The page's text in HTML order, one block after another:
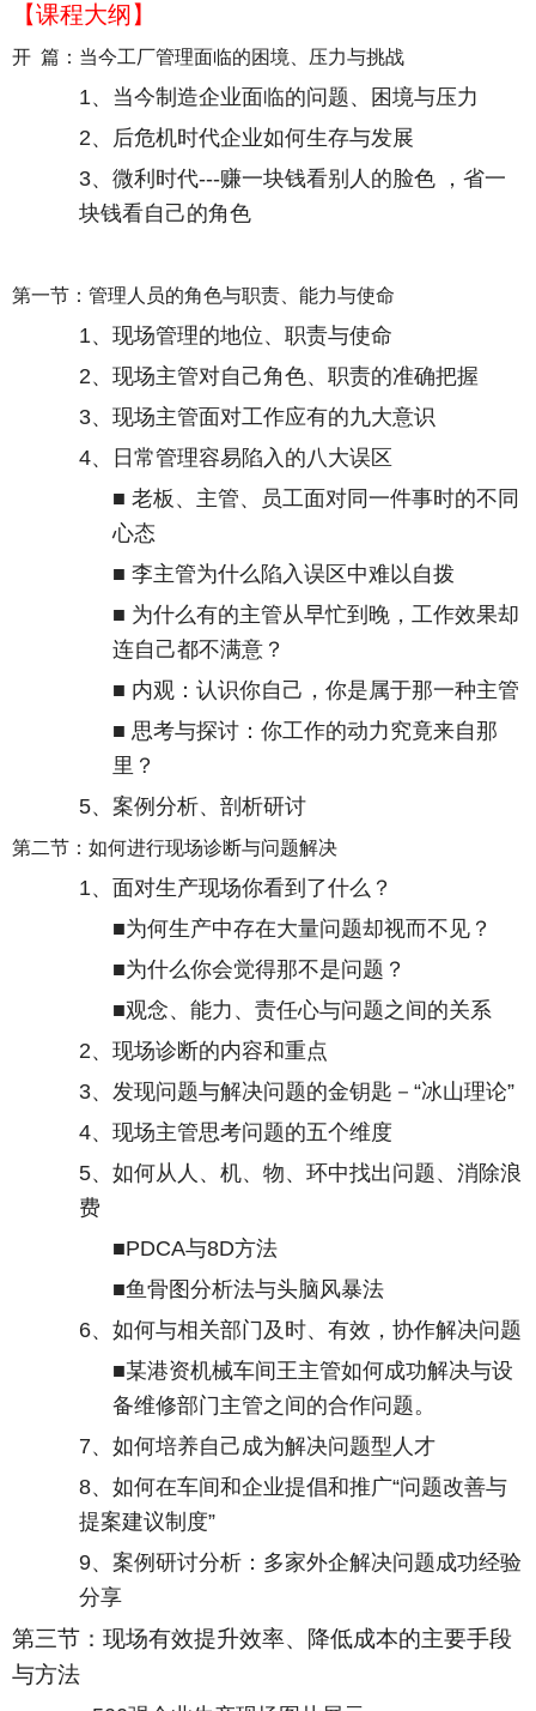
【课程大纲】
开 篇：当今工厂管理面临的困境、压力与挑战
1、当今制造企业面临的问题、困境与压力
2、后危机时代企业如何生存与发展
3、微利时代---赚一块钱看别人的脸色 ，省一
块钱看自己的角色
第一节：管理人员的角色与职责、能力与使命
1、现场管理的地位、职责与使命
2、现场主管对自己角色、职责的准确把握
3、现场主管面对工作应有的九大意识
4、日常管理容易陷入的八大误区
■ 老板、主管、员工面对同一件事时的不同
心态
■ 李主管为什么陷入误区中难以自拨
■ 为什么有的主管从早忙到晚，工作效果却
连自己都不满意？
■ 内观：认识你自己，你是属于那一种主管
■ 思考与探讨：你工作的动力究竟来自那
里？
5、案例分析、剖析研讨
第二节：如何进行现场诊断与问题解决
1、面对生产现场你看到了什么？
■为何生产中存在大量问题却视而不见？
■为什么你会觉得那不是问题？
■观念、能力、责任心与问题之间的关系
2、现场诊断的内容和重点
3、发现问题与解决问题的金钥匙－“冰山理论”
4、现场主管思考问题的五个维度
5、如何从人、机、物、环中找出问题、消除浪
费
■PDCA与8D方法
■鱼骨图分析法与头脑风暴法
6、如何与相关部门及时、有效，协作解决问题
■某港资机械车间王主管如何成功解决与设
备维修部门主管之间的合作问题。
7、如何培养自己成为解决问题型人才
8、如何在车间和企业提倡和推广“问题改善与
提案建议制度”
9、案例研讨分析：多家外企解决问题成功经验
分享
第三节：现场有效提升效率、降低成本的主要手段
与方法